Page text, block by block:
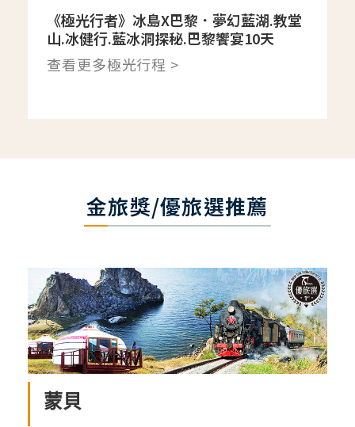
《極光行者》冰島X巴黎．夢幻藍湖.教堂
山.冰健行.藍冰洞探秘.巴黎饗宴10天
查看更多極光行程 >
金旅獎/優旅選推薦
蒙貝